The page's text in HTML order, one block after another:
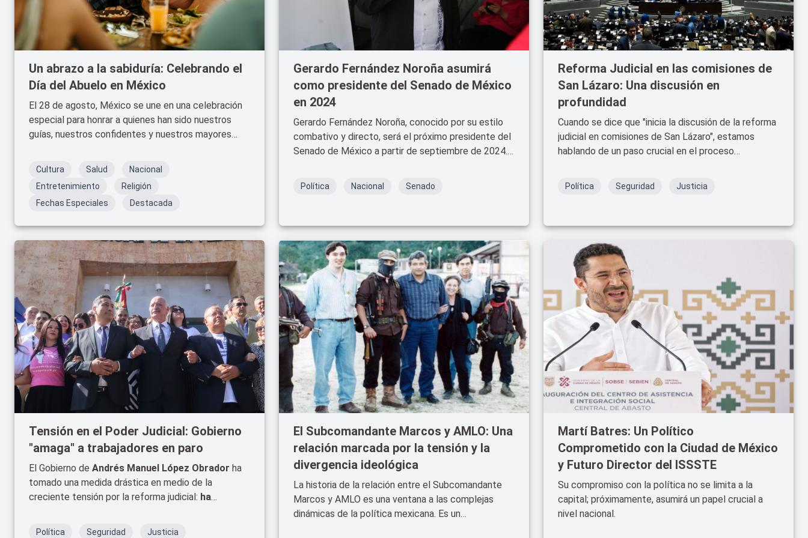
Un abrazo a la sabiduría: Celebrando el
Día del Abuelo en México
El 28 de agosto, México se une en una celebración
especial para honrar a quienes han sido nuestros
guías, nuestros confidentes y nuestros mayores
Cultura Salud
Nacional
Entretenimiento
Religión
Fechas Especiales
Destacada
Gerardo Fernández Noroña asumirá
como presidente del Senado de México
en 2024
Gerardo Fernández Noroña, conocido por su estilo
combativo y directo, será el próximo presidente del
Senado de México a partir de septiembre de 2024.
Morena, Noroña asumirá una posición clave en la
dinámicas del Congreso.
Política Nacional Senado
Reforma Judicial en las comisiones de
San Lázaro: Una discusión en
profundidad
Cuando se dice que "inicia la discusión de la reforma
judicial en comisiones de San Lázaro", estamos
hablando de un paso crucial en el proceso
Política Seguridad Justicia
Tensión en el Poder Judicial: Gobierno
"amaga" a trabajadores en paro
El Gobierno de Andrés Manuel López Obrador ha
tomado una medida drástica en medio de la
creciente tensión por la reforma judicial: ha
trabajadoresque se unan al paro de labores en
Política Seguridad Justicia
El Subcomandante Marcos y AMLO: Una
relación marcada por la tensión y la
divergencia ideológica
La historia de la relación entre el Subcomandante
Marcos y AMLO es una ventana a las complejas
dinámicas de la política mexicana. Es un
Martí Batres: Un Político
Comprometido con la Ciudad de México
y Futuro Director del ISSSTE
Su compromiso con la política no se limita a la
capital; próximamente, asumirá un papel crucial a
nivel nacional.